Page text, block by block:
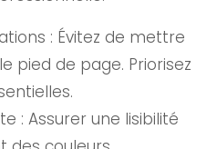
: Évitez de mettre
pied de page. Priorisez
: Assurer une lisibilité